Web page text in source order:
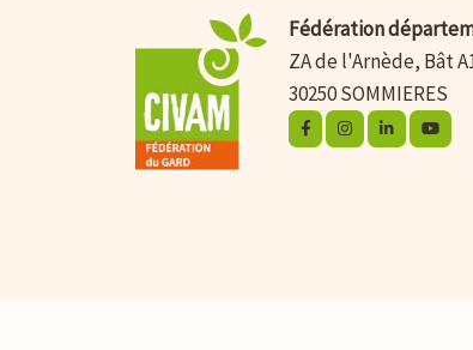
Fédération
ZA de l'Arnède, Bât
30250 SOMMIERES